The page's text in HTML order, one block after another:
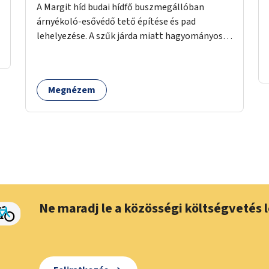
A Margit híd budai hídfő buszmegállóban
árnyékoló-esővédő tető építése és pad
lehelyezése. A szűk járda miatt hagyományos
Megnézem
Ne maradj le a közösségi